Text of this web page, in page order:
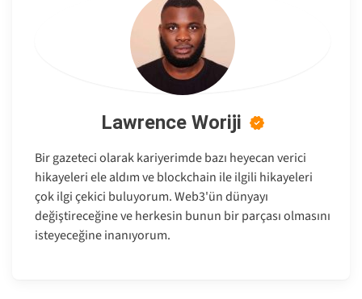
Lawrence Woriji
Bir gazeteci olarak kariyerimde bazı heyecan verici
hikayeleri ele aldım ve blockchain ile ilgili hikayeleri
çok ilgi çekici buluyorum. Web3'ün dünyayı
değiştireceğine ve herkesin bunun bir parçası olmasını
isteyeceğine inanıyorum.